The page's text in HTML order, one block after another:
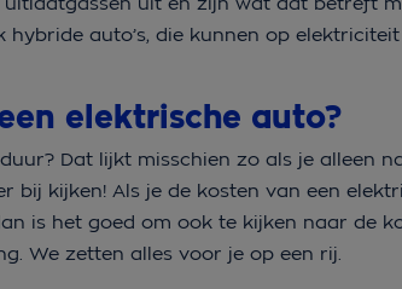
hybride auto’s, die kunnen op
elektrische auto?
Dat lijkt misschien zo als je alleen
bij kijken! Als je de kosten van een
is het goed om ook te kijken naar de
We zetten alles voor je op een rij.